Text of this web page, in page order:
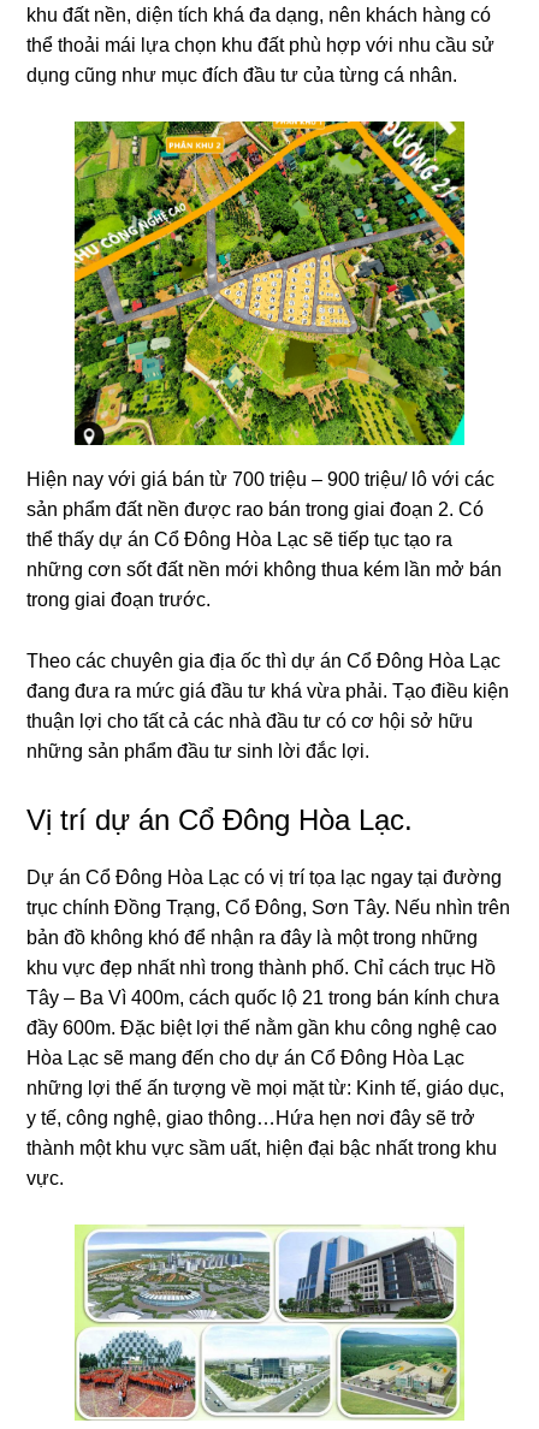
khu đất nền, diện tích khá đa dạng, nên khách hàng có
thể thoải mái lựa chọn khu đất phù hợp với nhu cầu sử
dụng cũng như mục đích đầu tư của từng cá nhân.
Hiện nay với giá bán từ 700 triệu – 900 triệu/ lô với các
sản phẩm đất nền được rao bán trong giai đoạn 2. Có
thể thấy dự án Cổ Đông Hòa Lạc sẽ tiếp tục tạo ra
những cơn sốt đất nền mới không thua kém lần mở bán
trong giai đoạn trước.
Theo các chuyên gia địa ốc thì dự án Cổ Đông Hòa Lạc
đang đưa ra mức giá đầu tư khá vừa phải. Tạo điều kiện
thuận lợi cho tất cả các nhà đầu tư có cơ hội sở hữu
những sản phẩm đầu tư sinh lời đắc lợi.
Vị trí dự án Cổ Đông Hòa Lạc.
Dự án Cổ Đông Hòa Lạc có vị trí tọa lạc ngay tại đường
trục chính Đồng Trạng, Cổ Đông, Sơn Tây. Nếu nhìn trên
bản đồ không khó để nhận ra đây là một trong những
khu vực đẹp nhất nhì trong thành phố. Chỉ cách trục Hồ
Tây – Ba Vì 400m, cách quốc lộ 21 trong bán kính chưa
đầy 600m. Đặc biệt lợi thế nằm gần khu công nghệ cao
Hòa Lạc sẽ mang đến cho dự án Cổ Đông Hòa Lạc
những lợi thế ấn tượng về mọi mặt từ: Kinh tế, giáo dục,
y tế, công nghệ, giao thông…Hứa hẹn nơi đây sẽ trở
thành một khu vực sầm uất, hiện đại bậc nhất trong khu
vực.